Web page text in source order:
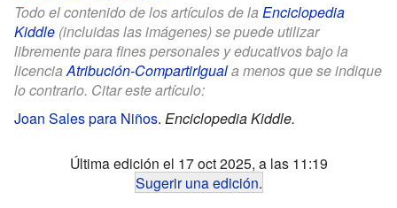
Todo el contenido de los artículos de la Enciclopedia
Kiddle (incluidas las imágenes) se puede utilizar
libremente para fines personales y educativos bajo la
licenciaAtribución-CompartirIguala menos que se indique
lo contrario. Citar este artículo:
Joan Sales para Niños. Enciclopedia Kiddle.
Última edición el 17 oct 2025, a las 11:19
Sugerir una edición.